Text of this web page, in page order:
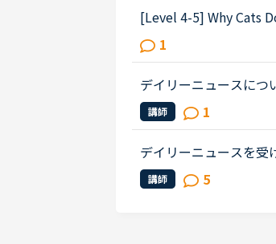
[Level 4-5] Why Cats
ner opening a box.（
た）デイリーニュース
1
デイリーニュースにつ
れとも最新のものを使
多く読みたいのですが
講師 1
デイリーニュースを受
しまれているようです
られるのでしょうか？
講師 5